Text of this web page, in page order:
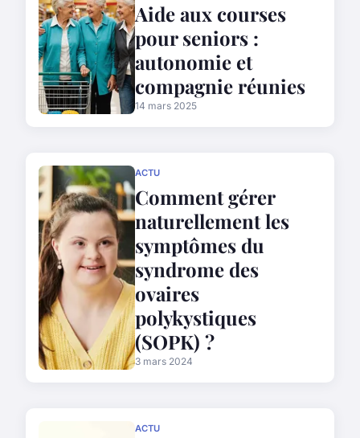
Aide aux courses
pour seniors :
autonomie et
compagnie réunies
14 mars 2025
ACTU
Comment gérer
naturellement les
symptômes du
syndrome des
ovaires
polykystiques
(SOPK) ?
3 mars 2024
ACTU